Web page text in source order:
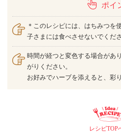
ポイ
＊このレシピには、はちみつを
子さまには食べさせないでくださ
時間が経つと変色する場合があ
がりください。
お好みでハーブを添えると、彩
レシピTOP